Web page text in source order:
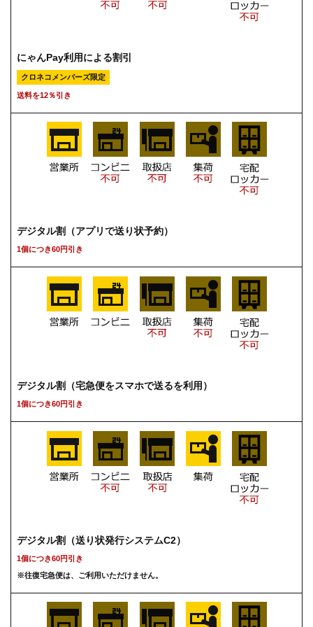
にゃんPay利用による割引
クロネコメンバーズ限定
送料を12％引き
デジタル割（アプリで送り状予約）
1個につき60円引き
デジタル割（宅急便をスマホで送るを利用）
1個につき60円引き
デジタル割（送り状発行システムC2）
1個につき60円引き
※往復宅急便は、ご利用いただけません。